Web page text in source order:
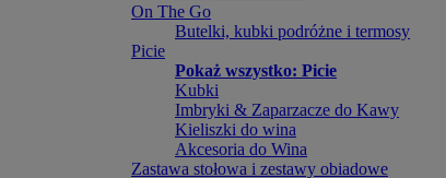
On The Go
Butelki, kubki podróżne i termosy
Picie
Pokaż wszystko: Picie
Kubki
Imbryki & Zaparzacze do Kawy
Kieliszki do wina
Akcesoria do Wina
Zastawa stołowa i zestawy obiadowe